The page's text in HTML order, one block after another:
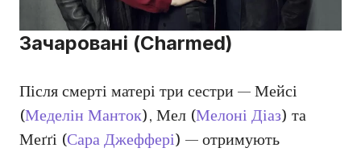
Зачаровані (Charmed)
Після смерті матері три сестри — Мейсі
(Меделін Манток), Мел (Мелоні Діаз) та
Меґґі (Сара Джеффері) — отримують